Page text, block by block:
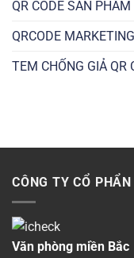
QR CODE SẢN PHẨM
QRCODE MARKETING
TEM CHỐNG GIẢ QR
CÔNG TY CỔ
Văn phòng miền Bắc